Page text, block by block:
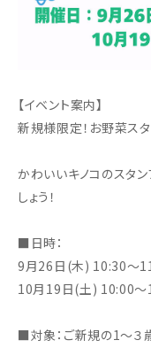
【イベント案内】
新規様限定！お野菜ス
かわいいキノコのスタ
しょう！
■日時：
9月26日(木) 10:30～
10月19日(土) 10:00～
■対象：ご新規の1〜３